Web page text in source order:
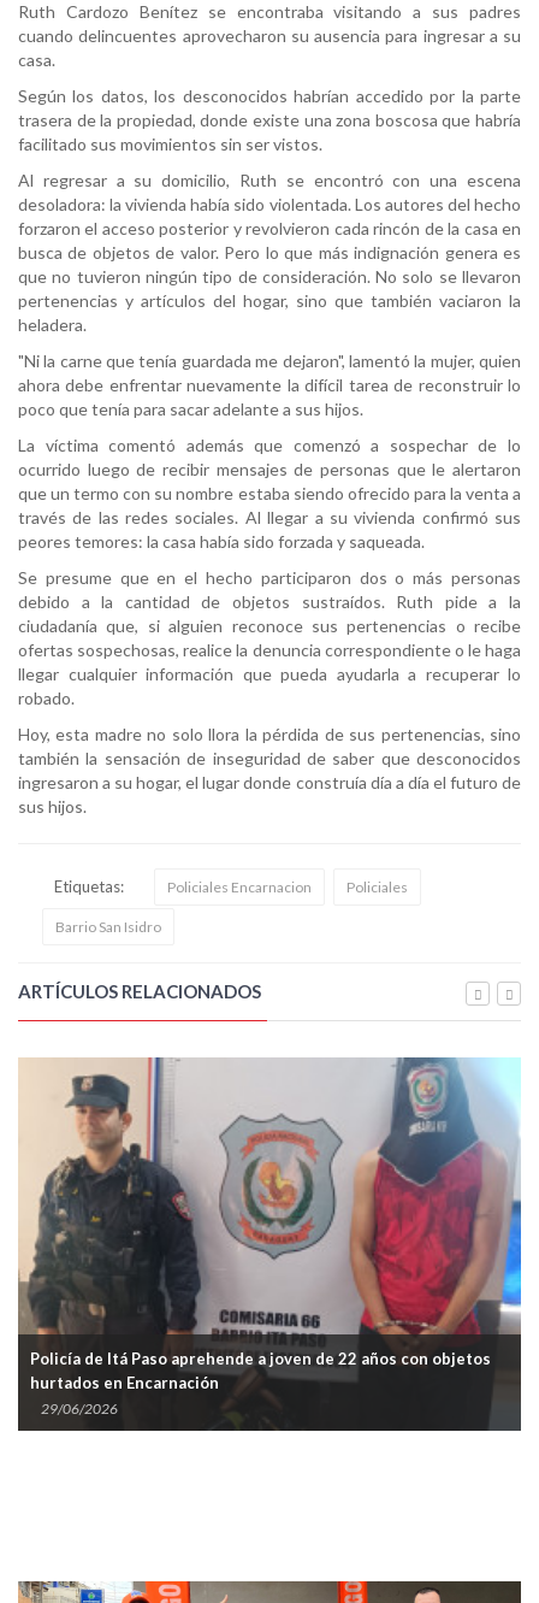
Ruth Cardozo Benítez se encontraba visitando a sus padres
cuando delincuentes aprovecharon su ausencia para ingresar a su
casa.
Según los datos, los desconocidos habrían accedido por la parte
trasera de la propiedad, donde existe una zona boscosa que habría
facilitado sus movimientos sin ser vistos.
Al regresar a su domicilio, Ruth se encontró con una escena
desoladora: la vivienda había sido violentada. Los autores del hecho
forzaron el acceso posterior y revolvieron cada rincón de la casa en
busca de objetos de valor. Pero lo que más indignación genera es
que no tuvieron ningún tipo de consideración. No solo se llevaron
pertenencias y artículos del hogar, sino que también vaciaron la
heladera.
"Ni la carne que tenía guardada me dejaron", lamentó la mujer, quien
ahora debe enfrentar nuevamente la difícil tarea de reconstruir lo
poco que tenía para sacar adelante a sus hijos.
La víctima comentó además que comenzó a sospechar de lo
ocurrido luego de recibir mensajes de personas que le alertaron
que un termo con su nombre estaba siendo ofrecido para la venta a
través de las redes sociales. Al llegar a su vivienda confirmó sus
peores temores: la casa había sido forzada y saqueada.
Se presume que en el hecho participaron dos o más personas
debido a la cantidad de objetos sustraídos. Ruth pide a la
ciudadanía que, si alguien reconoce sus pertenencias o recibe
ofertas sospechosas, realice la denuncia correspondiente o le haga
llegar cualquier información que pueda ayudarla a recuperar lo
robado.
Hoy, esta madre no solo llora la pérdida de sus pertenencias, sino
también la sensación de inseguridad de saber que desconocidos
ingresaron a su hogar, el lugar donde construía día a día el futuro de
sus hijos.
Etiquetas: Policiales Encarnacion Policiales
Barrio San Isidro
ARTÍCULOS RELACIONADOS
Policía de Itá Paso aprehende a joven de 22 años con objetos
hurtados en Encarnación
29/06/2026